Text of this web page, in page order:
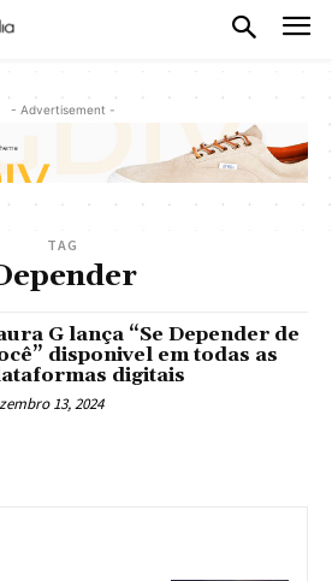
- Advertisement -
TAG
G lança “Se Depender de
disponivel em todas as
digitais
13, 2024